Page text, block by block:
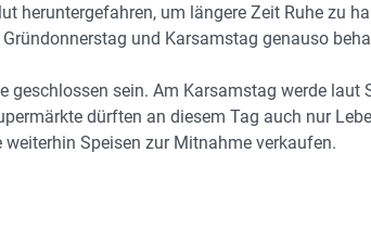
heruntergefahren, um längere Zeit Ruhe zu
und Karsamstag genauso
sein. Am Karsamstag werde laut
dürften an diesem Tag auch nur
Speisen zur Mitnahme verkaufen.